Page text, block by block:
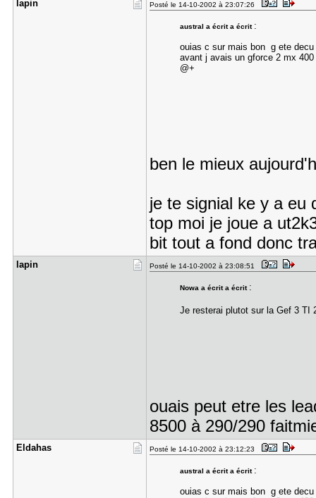
lapin Posté le 14-10-2002 à 23:07:26
austral a écrit a écrit :
ouias c sur mais bon g ete decu
avant j avais un gforce 2 mx
@+
ben le mieux
je te signial ke y a eu
top moi je joue a
bit tout a fond donc
lapin Posté le 14-10-2002 à 23:08:51
Nowa a écrit a écrit :
Je resterai plutot sur la Gef 3 TI
ouais peut etre les
8500 à 290/290
Eldahas Posté le 14-10-2002 à 23:12:23
austral a écrit a écrit :
ouias c sur mais bon g ete decu